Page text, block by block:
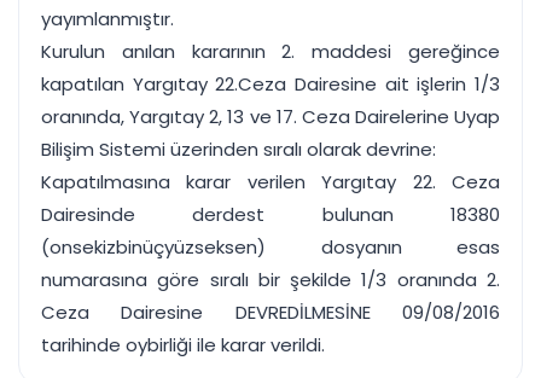
yayımlanmıştır.
Kurulun anılan kararının 2. maddesi gereğince
kapatılan Yargıtay 22.Ceza Dairesine ait işlerin 1/3
oranında, Yargıtay 2, 13 ve 17. Ceza Dairelerine Uyap
Bilişim Sistemi üzerinden sıralı olarak devrine:
Kapatılmasına karar verilen Yargıtay 22. Ceza
Dairesinde derdest bulunan 18380
(onsekizbinüçyüzseksen) dosyanın esas
numarasına göre sıralı bir şekilde 1/3 oranında 2.
Ceza Dairesine DEVREDİLMESİNE 09/08/2016
tarihinde oybirliği ile karar verildi.